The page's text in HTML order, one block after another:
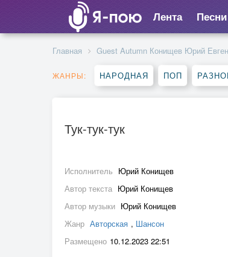
Лента Песни
Главная Guest Autumn Конищев Юрий
ЖАНРЫ: НАРОДНАЯ ПОП
Тук-тук-тук
Исполнитель Юрий Конищев
Автор текста Юрий Конищев
Автор музыки Юрий Конищев
Жанр Авторская , Шансон
Размещено 10.12.2023 22:51